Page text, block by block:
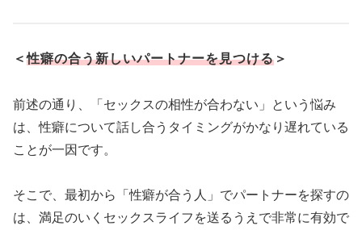
＜性癖の合う新しいパートナーを見つける ＞
前述の通り、「セックスの相性が合わない」という悩み
は、性癖について話し合うタイミングがかなり遅れている
ことが一因です。
そこで、最初から「性癖が合う人」でパートナーを探すの
は、満足のいくセックスライフを送るうえで非常に有効で